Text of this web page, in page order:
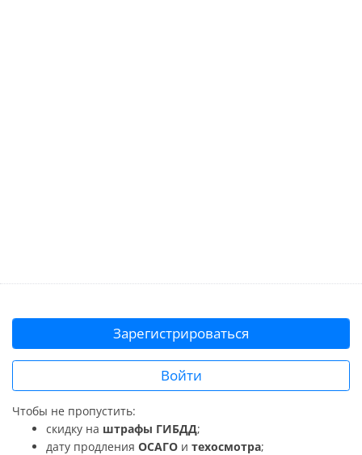
Зарегистрироваться
Войти
Чтобы не пропустить:
скидку на штрафы ГИБДД;
дату продления ОСАГО и техосмотра;